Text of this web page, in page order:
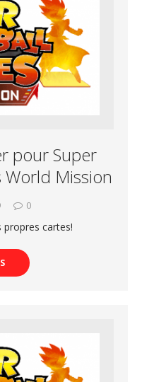
pour Super
World Mission
0
propres cartes!